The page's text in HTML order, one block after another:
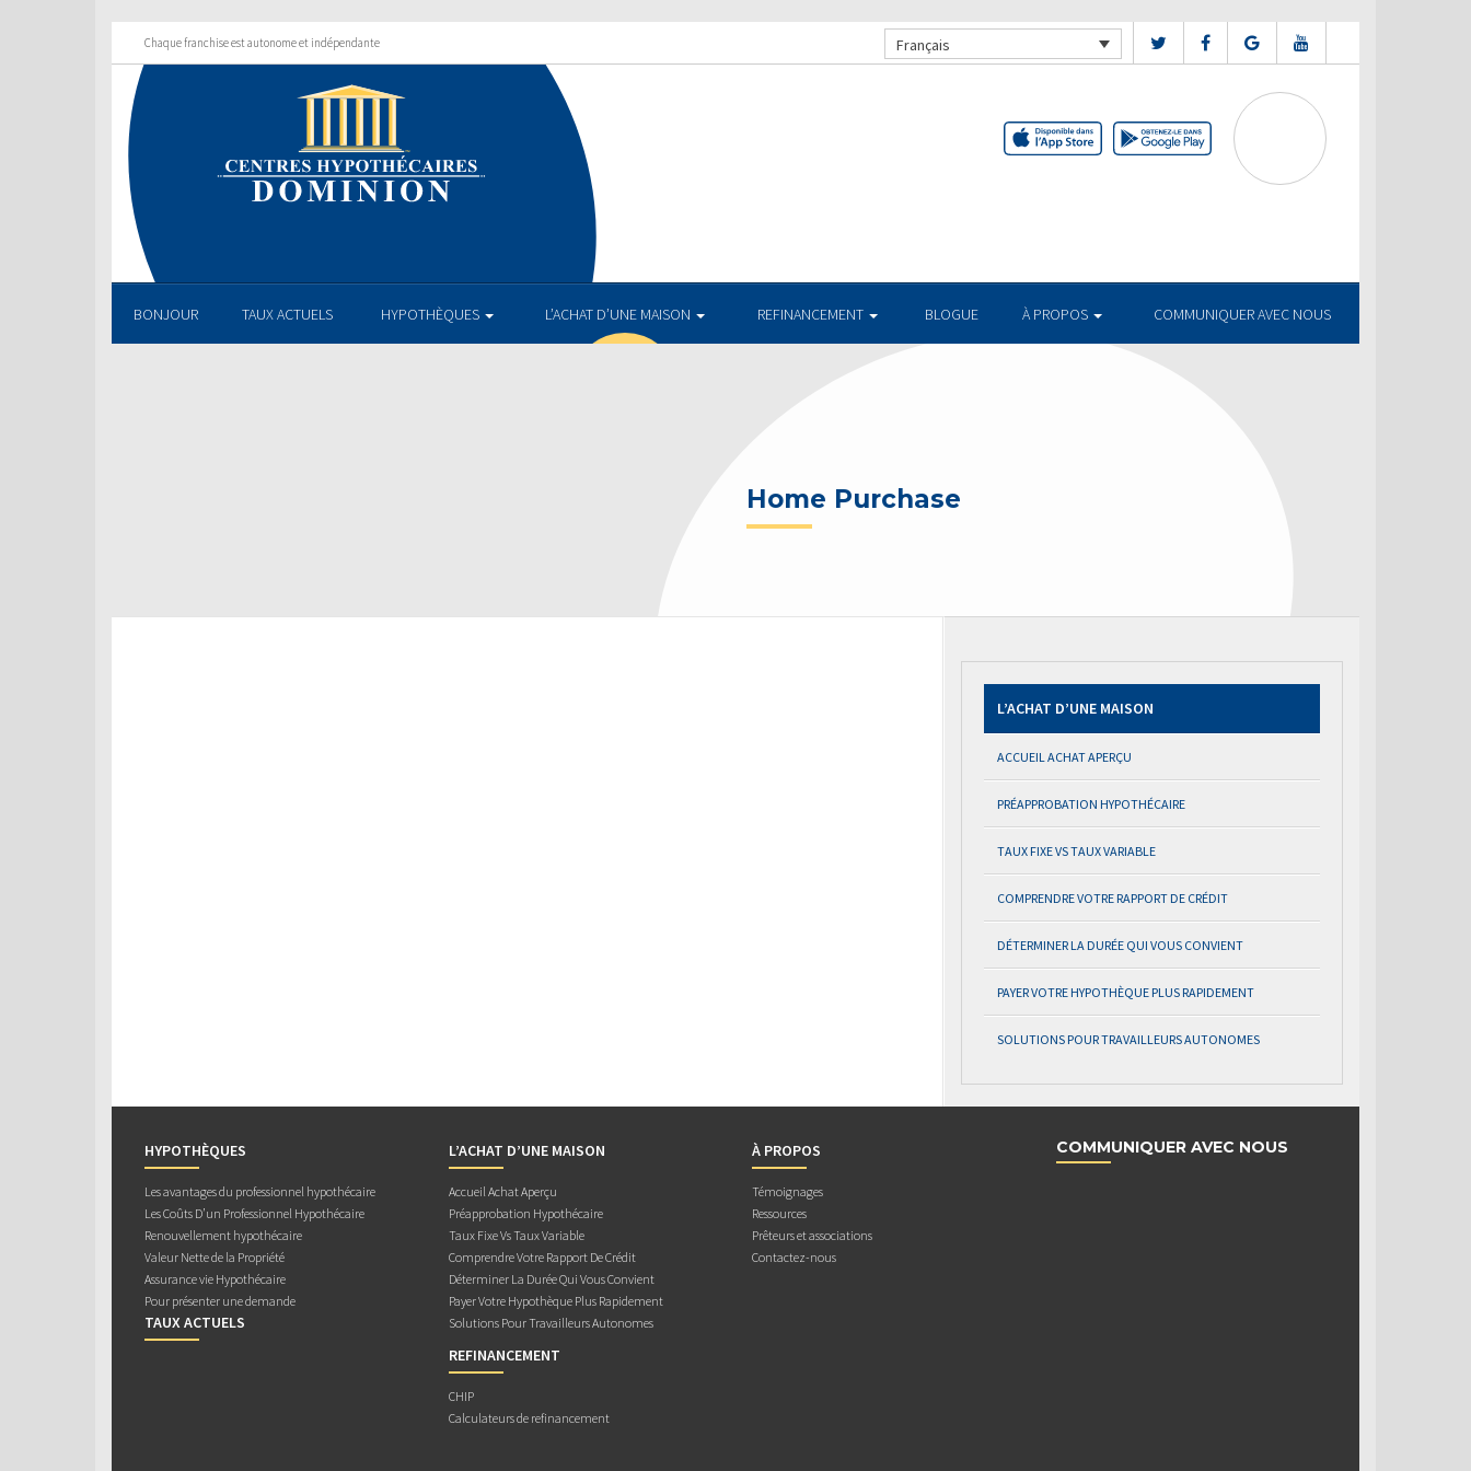
Chaque franchise est autonome et indépendante Français
BONJOUR TAUX ACTUELS HYPOTHÈQUES L’ACHAT D’UNE MAISON REFINANCEMENT BLOGUE À PROPOS COMMUNIQUER AVEC NOUS
Home Purchase
L’ACHAT D’UNE MAISON
ACCUEIL ACHAT APERÇU
PRÉAPPROBATION HYPOTHÉCAIRE
TAUX FIXE VS TAUX VARIABLE
COMPRENDRE VOTRE RAPPORT DE CRÉDIT
DÉTERMINER LA DURÉE QUI VOUS CONVIENT
PAYER VOTRE HYPOTHÈQUE PLUS RAPIDEMENT
SOLUTIONS POUR TRAVAILLEURS AUTONOMES
HYPOTHÈQUES
Les avantages du professionnel hypothécaire
Les Coûts D’un Professionnel Hypothécaire
Renouvellement hypothécaire
Valeur Nette de la Propriété
Assurance vie Hypothécaire
Pour présenter une demande
TAUX ACTUELS
L’ACHAT D’UNE MAISON
Accueil Achat Aperçu
Préapprobation Hypothécaire
Taux Fixe Vs Taux Variable
Comprendre Votre Rapport De Crédit
Déterminer La Durée Qui Vous Convient
Payer Votre Hypothèque Plus Rapidement
Solutions Pour Travailleurs Autonomes
REFINANCEMENT
CHIP
Calculateurs de refinancement
À PROPOS
Témoignages
Ressources
Prêteurs et associations
Contactez-nous
COMMUNIQUER AVEC NOUS